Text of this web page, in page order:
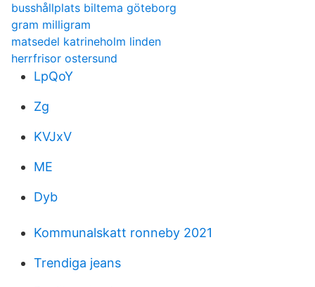
busshållplats biltema göteborg
gram milligram
matsedel katrineholm linden
herrfrisor ostersund
LpQoY
Zg
KVJxV
ME
Dyb
Kommunalskatt ronneby 2021
Trendiga jeans